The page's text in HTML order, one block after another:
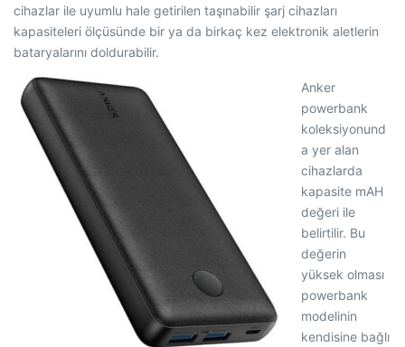
cihazlar ile uyumlu hale getirilen taşınabilir şarj cihazları
kapasiteleri ölçüsünde bir ya da birkaç kez elektronik aletlerin
bataryalarını doldurabilir.
Anker
powerbank
koleksiyonund
a yer alan
cihazlarda
kapasite mAH
değeri ile
belirtilir. Bu
değerin
yüksek olması
powerbank
modelinin
kendisine bağlı